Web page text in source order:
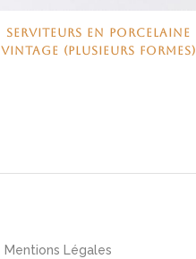
SERVITEURS EN PORCELAINE
VINTAGE (PLUSIEURS FORMES)
Mentions Légales